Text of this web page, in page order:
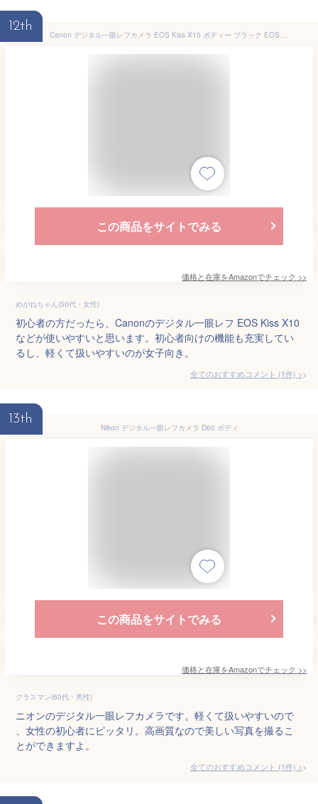
12th
Canon デジタル一眼レフカメラ EOS Kiss X10 ボディー ブラック EOSKISSX10BK
この商品をサイトでみる
価格と在庫をAmazonでチェック >>
めがねちゃん(50代・女性)
初心者の方だったら、Canonのデジタル一眼レフ EOS Kiss X10
などが使いやすいと思います。初心者向けの機能も充実してい
るし、軽くて扱いやすいのが女子向き。
全てのおすすめコメント (1件) >
13th
Nikon デジタル一眼レフカメラ D60 ボディ
この商品をサイトでみる
価格と在庫をAmazonでチェック >>
グラスマン(60代・男性)
ニオンのデジタル一眼レフカメラです。軽くて扱いやすいので
、女性の初心者にピッタリ。高画質なので美しい写真を撮るこ
とができますよ。
全てのおすすめコメント (1件) >